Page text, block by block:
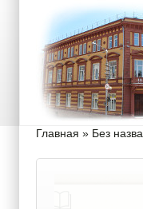
Перейти к основному
Skip to search
Вы здесь
Главная » Без